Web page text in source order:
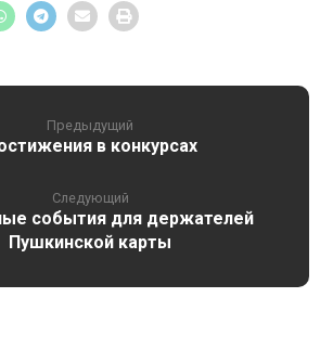
Предыдущий
в конкурсах
Следующий
события для держателей
Пушкинской карты